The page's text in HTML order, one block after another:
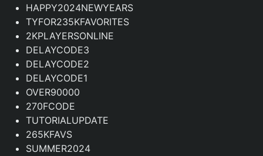
HAPPY2024NEWYEARS
TYFOR235KFAVORITES
2KPLAYERSONLINE
DELAYCODE3
DELAYCODE2
DELAYCODE1
OVER90000
270FCODE
TUTORIALUPDATE
265KFAVS
SUMMER2024